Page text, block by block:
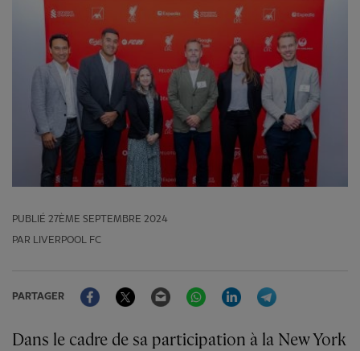
PUBLIÉ 27ÈME SEPTEMBRE 2024
PAR LIVERPOOL FC
PARTAGER
FacebookTwitter Email WhatsAppLinkedIn
Dans le cadre de sa participation à la New York